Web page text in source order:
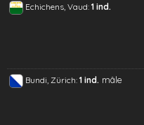
Echichens, Vaud: 1 ind.
Bundi, Zürich: 1 ind. mâle